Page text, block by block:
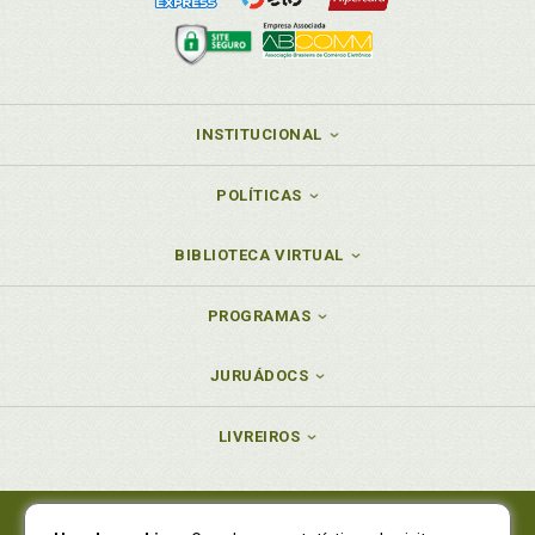
INSTITUCIONAL
POLÍTICAS
BIBLIOTECA VIRTUAL
PROGRAMAS
JURUÁDOCS
LIVREIROS